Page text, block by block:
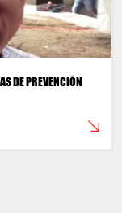
DE PREVENCIÓN